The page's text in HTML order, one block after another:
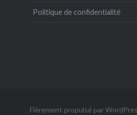
Politique de confidentialité
Fièrement propulsé par